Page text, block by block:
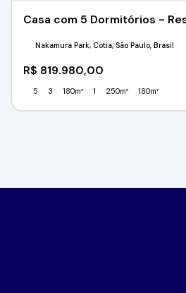
R$ 819.980,00
Nakamura Park, Cotia, São Paulo, Brasil
5 3 180m² 1 250m² 180m²